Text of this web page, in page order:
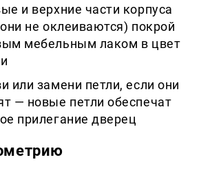
и верхние части корпуса
не оклеиваются) покрой
мебельным лаком в цвет
или замени петли, если они
— новые петли обеспечат
прилегание дверец